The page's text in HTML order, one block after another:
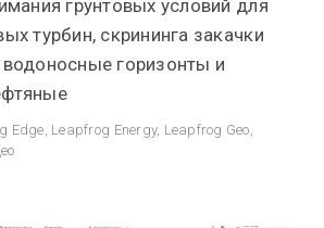
грунтовых условий для
турбин, скрининга закачки
горизонты и
Edge, Leapfrog Energy, Leapfrog Geo,